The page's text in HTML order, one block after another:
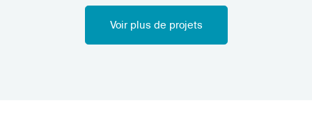
Voir plus de projets